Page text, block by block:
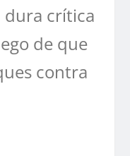
dura crítica
de que
contra